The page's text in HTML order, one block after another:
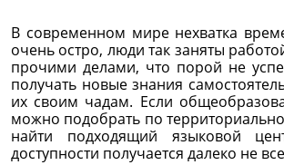
В современном мире нехватка
очень остро, люди так заняты
прочими делами, что порой не
получать новые знания
их своим чадам. Если
можно подобрать по
найти подходящий языковой
доступности получается далеко не